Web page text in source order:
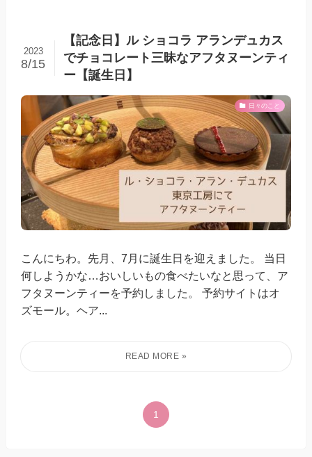
【記念日】ル ショコラ アランデュカス
でチョコレート三昧なアフタヌーンティ
ー【誕生日】
2023
8/15
日々のこと
こんにちわ。先月、7月に誕生日を迎えました。 当日
何しようかな…おいしいもの食べたいなと思って、ア
フタヌーンティーを予約しました。 予約サイトはオ
ズモール。ヘア...
1